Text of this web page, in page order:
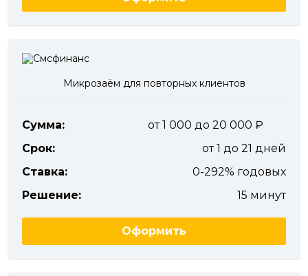
Микрозаём для повторных клиентов
Сумма:
от 1 000 до 20 000
Срок:
от 1 до 21 дней
Ставка:
0-292% годовых
Решение:
15 минут
Оформить